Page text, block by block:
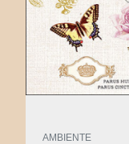
AMBIENTE